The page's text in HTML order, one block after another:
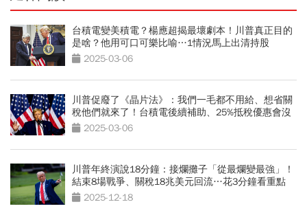
台積電變美積電？楊應超揭最壞劇本！川普真正目的
是啥？他用可口可樂比喻…1情況馬上出清持股
2025-03-06
川普促廢了《晶片法》：我們一毛都不用給、想省關
稅他們就來了！台積電後續補助、25%抵稅優惠會沒
了？2025-03-06
川普年終演說18分鐘：接爛攤子「從最爛變最強」！
結束8場戰爭、關稅18兆美元回流…花3分鐘看重點
2025-12-18